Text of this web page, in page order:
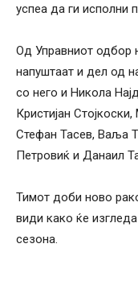
успеа да ги исполни
Од Управниот одбор
напуштаат и дел од
со него и Никола
Кристијан
Стефан Тасев, Ваља
Петровиќ и Данаил
Тимот доби ново
види како ќе
сезона.